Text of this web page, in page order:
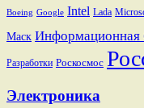
Boeing Google Intel Lada
Маск Информационная
Разработки Роскосмос
Электроника